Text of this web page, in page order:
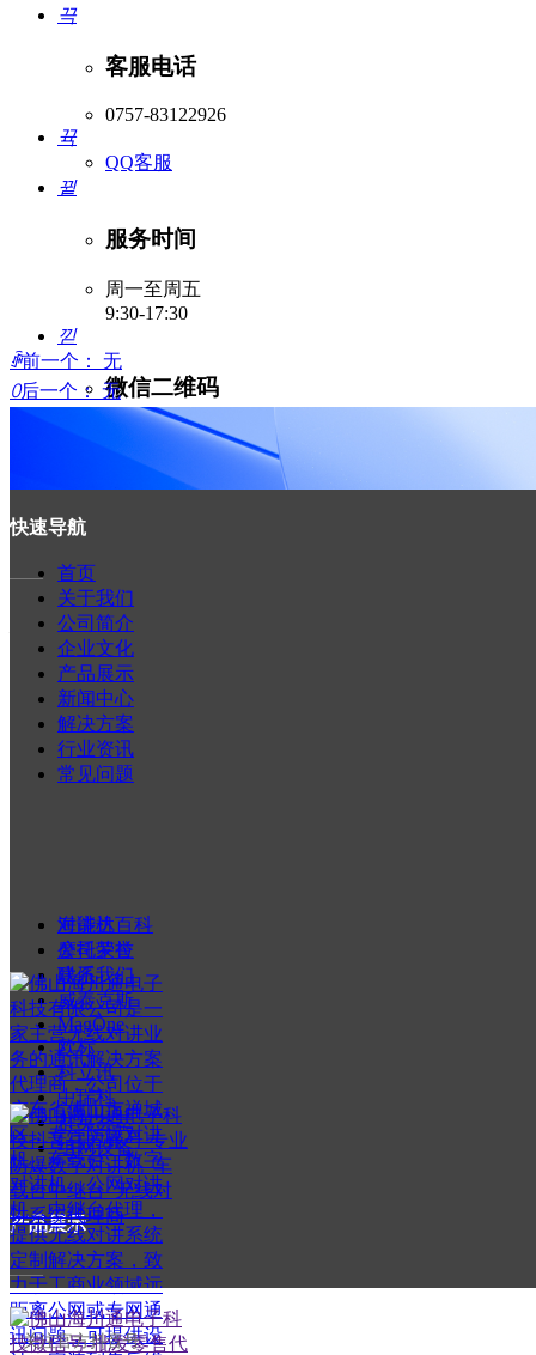
끅
客服电话
0757-83122926
뀩
QQ客服
뀥
服务时间
周一至周五
9:30-17:30
낃
微信二维码
ꄴ前一个：
无
ꄲ后一个： 无
您的需求 *
版权所有： 佛山市海川通电子科
技有限公司
快速导航
——
首页
关于我们
公司简介
企业文化
产品展示
新闻中心
解决方案
行业资讯
常见问题
对讲机百科
公司荣誉
联系我们
海能达
摩托罗拉
建伍
威泰克斯
MagOne
欧标
科立讯
中瑞科
群英荟萃
组网设备
产品展示
——
关注官方抖音号